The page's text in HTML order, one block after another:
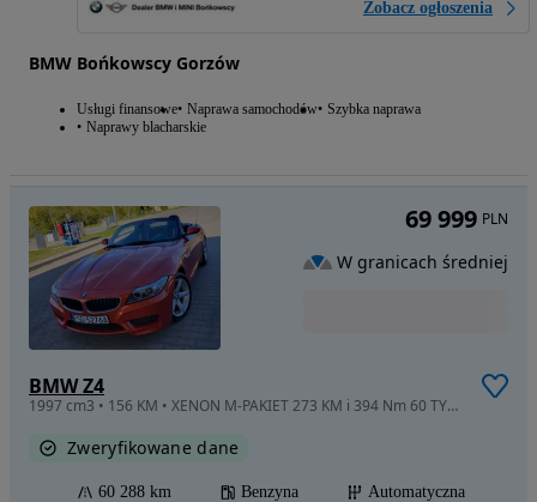
Zobacz ogłoszenia
BMW Bońkowscy Gorzów
Usługi finansowe Naprawa samochodów Szybka naprawa
Naprawy blacharskie
BMW Z4
1997 cm3 • 156 KM • XENON M-PAKIET 273 KM i 394 Nm 60 TYS.KM Nowe opony + hamulce
Zweryfikowane dane
60 288 km Benzyna
Automatyczna
69 999 PLN
W granicach średniej